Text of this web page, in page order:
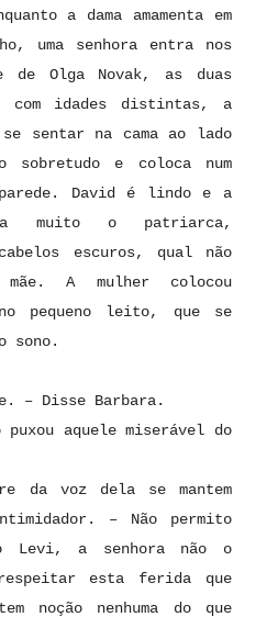
a dama amamenta em
uma senhora entra nos
de Olga Novak, as duas
com idades distintas, a
sentar na cama ao lado
e coloca num
David é lindo e a
muito o patriarca,
escuros, qual não
A mulher colocou
no pequeno leito, que se
sono.
– Disse Barbara.
puxou aquele miserável do
da voz dela se mantem
– Não permito
Levi, a senhora não o
esta ferida que
noção nenhuma do que